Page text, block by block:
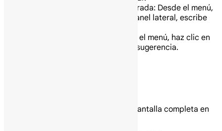
Refina la diapositiva generada: Desde el menú,
haz clic en Cerrar. En el panel lateral, escribe
Envía comentarios: Desde el menú, haz clic en
Buena sugerencia o Mala sugerencia.
Para presentar una presentación a pantalla completa en